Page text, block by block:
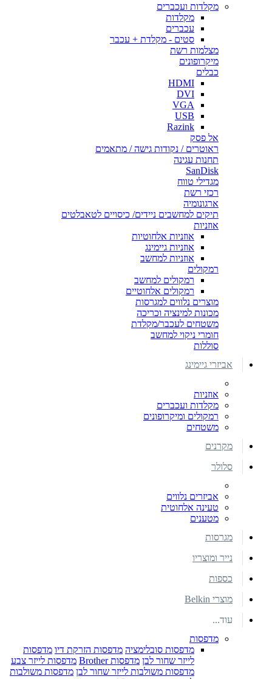
מקלדות ועכברים
מקלדות
עכברים
סטים - מקלדת + עכבר
מצלמות רשת
מיקרופונים
כבלים
HDMI
DVI
VGA
USB
Razink
אל פסק
ראוטרים / נקודות גישה / מתאמים
תחנות עגינה
SanDisk
מגדילי טווח
רכזי רשת
ארגונומיה
תיקים למחשבים ניידים/ כיסויים לטאבלטים
אוזניות
אוזניות אלחוטיות
אוזניות גיימינג
אוזניות למחשב
רמקולים
רמקולים למחשב
רמקולים אלחוטיים
מוצרים נלווים למגרסות
מכונות למינציה וכריכה
משטחים לעכבר/מקלדת
חומרי ניקוי למחשב
סוללות
אביזרי גיימינג
אוזניות
מקלדות ועכברים
רמקולים ומיקרופונים
משטחים
מקרנים
סלולר
אביזרים נלווים
טעינה אלחוטית
מטענים
מגרסות
נייר ומוצריו
כספות
מוצרי Belkin
עוד...
מדפסות
מדפסות סובלימציה מדפסות הזרקת דיו מדפסות
לייזר שחור לבן מדפסות Brother
מדפסות לייזר צבע
מדפסות משולבות לייזר שחור לבן מדפסות משולבות